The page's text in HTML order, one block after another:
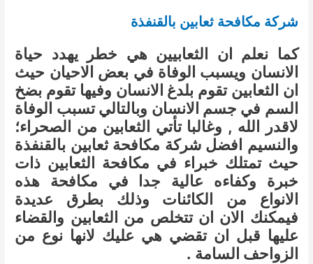
شركة مكافحة ثعابين بالقنفذة
كما نعلم ان الثعابيين هي خطر يهدد حياة
الانسان ويسبب الوفاة في بعض الاحيان حيث
ان الثعابين تقوم بلدغ الانسان وفيها تقوم بضخ
السم في جسم الانسان وبالتالي تسبب الوفاة
لاقدر الله , وغالبا تأتي الثعابين من الصحراء؛
والنسيم افضل شركة مكافحة ثعابين بالقنفذة
حيث تمتلك خبراء في مكافحة الثعابين ذات
خبرة وكفاءه عالية جدا في مكافحة هذه
الانواع من الكائنات وذلك بطرق عديدة
فيمكنك الان ان تتخلص من الثعابين والقضاء
عليها قبل ان تقضي هي عليك لانها نوع من
الزواحف السامة .